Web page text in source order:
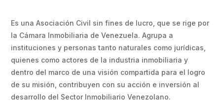
Es una Asociación Civil sin fines de lucro, que se rige por
la Cámara Inmobiliaria de Venezuela. Agrupa a
instituciones y personas tanto naturales como jurídicas,
quienes como actores de la industria inmobiliaria y
dentro del marco de una visión compartida para el logro
de su misión, contribuyen con su acción e inversión al
desarrollo del Sector Inmobiliario Venezolano.